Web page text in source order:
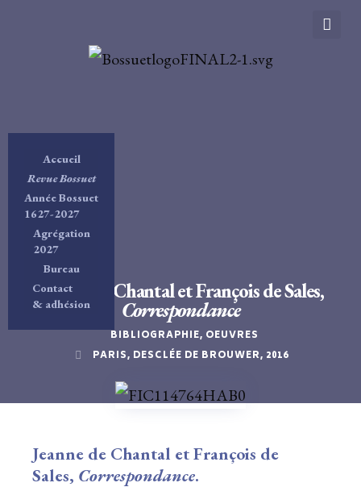
Accueil
Revue Bossuet
Année Bossuet
1627-2027
Agrégation
2027
Bureau
Contact
& adhésion
Jeanne de Chantal et François de Sales,
Correspondance
BIBLIOGRAPHIE, OEUVRES
PARIS, DESCLÉE DE BROUWER, 2016
Jeanne de Chantal et François de
Sales, Correspondance.